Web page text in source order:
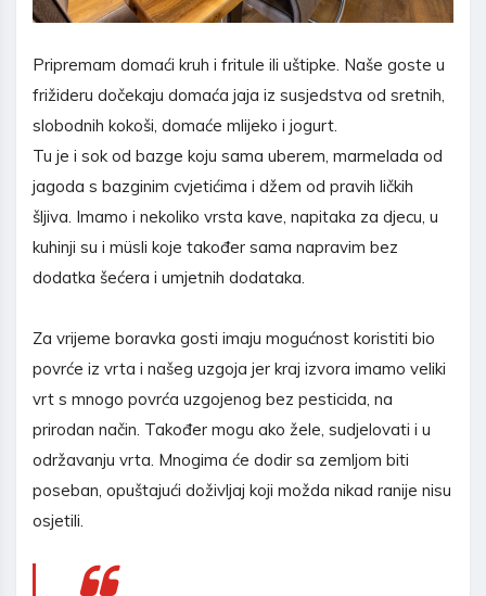
Pripremam domaći kruh i fritule ili uštipke. Naše goste u
frižideru dočekaju domaća jaja iz susjedstva od sretnih,
slobodnih kokoši, domaće mlijeko i jogurt.
Tu je i sok od bazge koju sama uberem, marmelada od
jagoda s bazginim cvjetićima i džem od pravih ličkih
šljiva. Imamo i nekoliko vrsta kave, napitaka za djecu, u
kuhinji su i müsli koje također sama napravim bez
dodatka šećera i umjetnih dodataka.
Za vrijeme boravka gosti imaju mogućnost koristiti bio
povrće iz vrta i našeg uzgoja jer kraj izvora imamo veliki
vrt s mnogo povrća uzgojenog bez pesticida, na
prirodan način. Također mogu ako žele, sudjelovati i u
održavanju vrta. Mnogima će dodir sa zemljom biti
poseban, opuštajući doživljaj koji možda nikad ranije nisu
osjetili.